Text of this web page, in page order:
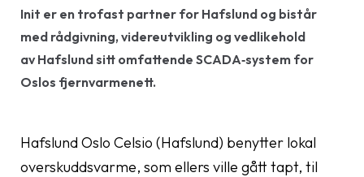
Init er en trofast partner for Hafslund og bistår
med rådgivning, videreutvikling og vedlikehold
av Hafslund sitt omfattende SCADA‑system for
Oslos fjernvarmenett.
Hafslund Oslo Celsio (Hafslund) benytter lokal
overskuddsvarme, som ellers ville gått tapt, til